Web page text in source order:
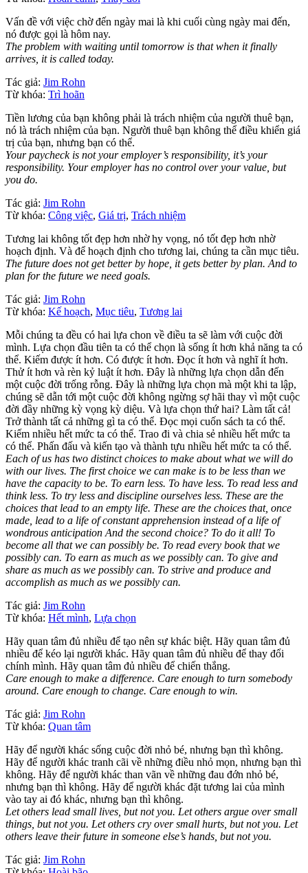
Vấn đề với việc chờ đến ngày mai là khi cuối cùng ngày mai đến,
nó được gọi là hôm nay.
The problem with waiting until tomorrow is that when it finally
arrives, it is called today.
Tác giả: Jim Rohn
Từ khóa: Trì hoãn
Tiền lương của bạn không phải là trách nhiệm của người thuê bạn,
nó là trách nhiệm của bạn. Người thuê bạn không thể điều khiển giá
trị của bạn, nhưng bạn có thể.
Your paycheck is not your employer’s responsibility, it’s your
responsibility. Your employer has no control over your value, but
you do.
Tác giả: Jim Rohn
Từ khóa: Công việc, Giá trị, Trách nhiệm
Tương lai không tốt đẹp hơn nhờ hy vọng, nó tốt đẹp hơn nhờ
hoạch định. Và để hoạch định cho tương lai, chúng ta cần mục tiêu.
The future does not get better by hope, it gets better by plan. And to
plan for the future we need goals.
Tác giả: Jim Rohn
Từ khóa: Kế hoạch, Mục tiêu, Tương lai
Mỗi chúng ta đều có hai lựa chon về điều ta sẽ làm với cuộc đời
mình. Lựa chọn đầu tiên ta có thể chọn là sống ít hơn khả năng ta có
thể. Kiếm được ít hơn. Có được ít hơn. Đọc ít hơn và nghĩ ít hơn.
Thử ít hơn và rèn kỷ luật ít hơn. Đây là những lựa chọn dẫn đến
một cuộc đời trống rỗng. Đây là những lựa chọn mà một khi ta lập,
chúng sẽ dẫn tới một cuộc đời không ngừng sợ hãi thay vì một cuộc
đời đầy những kỳ vọng kỳ diệu. Và lựa chọn thứ hai? Làm tất cả!
Trở thành tất cả những gì ta có thể. Đọc mọi cuốn sách ta có thể.
Kiếm nhiều hết mức ta có thể. Trao đi và chia sẻ nhiều hết mức ta
có thể. Phấn đấu và kiến tạo và thành tựu nhiều hết mức ta có thể.
Each of us has two distinct choices to make about what we will do
with our lives. The first choice we can make is to be less than we
have the capacity to be. To earn less. To have less. To read less and
think less. To try less and discipline ourselves less. These are the
choices that lead to an empty life. These are the choices that, once
made, lead to a life of constant apprehension instead of a life of
wondrous anticipation And the second choice? To do it all! To
become all that we can possibly be. To read every book that we
possibly can. To earn as much as we possibly can. To give and
share as much as we possibly can. To strive and produce and
accomplish as much as we possibly can.
Tác giả: Jim Rohn
Từ khóa: Hết mình, Lựa chọn
Hãy quan tâm đủ nhiều để tạo nên sự khác biệt. Hãy quan tâm đủ
nhiều để kéo lại người khác. Hãy quan tâm đủ nhiều để thay đổi
chính mình. Hãy quan tâm đủ nhiều để chiến thắng.
Care enough to make a difference. Care enough to turn somebody
around. Care enough to change. Care enough to win.
Tác giả: Jim Rohn
Từ khóa: Quan tâm
Hãy để người khác sống cuộc đời nhỏ bé, nhưng bạn thì không.
Hãy để người khác tranh cãi về những điều nhỏ mọn, nhưng bạn thì
không. Hãy để người khác than vãn về những đau đớn nhỏ bé,
nhưng bạn thì không. Hãy để người khác đặt tương lai của mình
vào tay ai đó khác, nhưng bạn thì không.
Let others lead small lives, but not you. Let others argue over small
things, but not you. Let others cry over small hurts, but not you. Let
others leave their future in someone else’s hands, but not you.
Tác giả: Jim Rohn